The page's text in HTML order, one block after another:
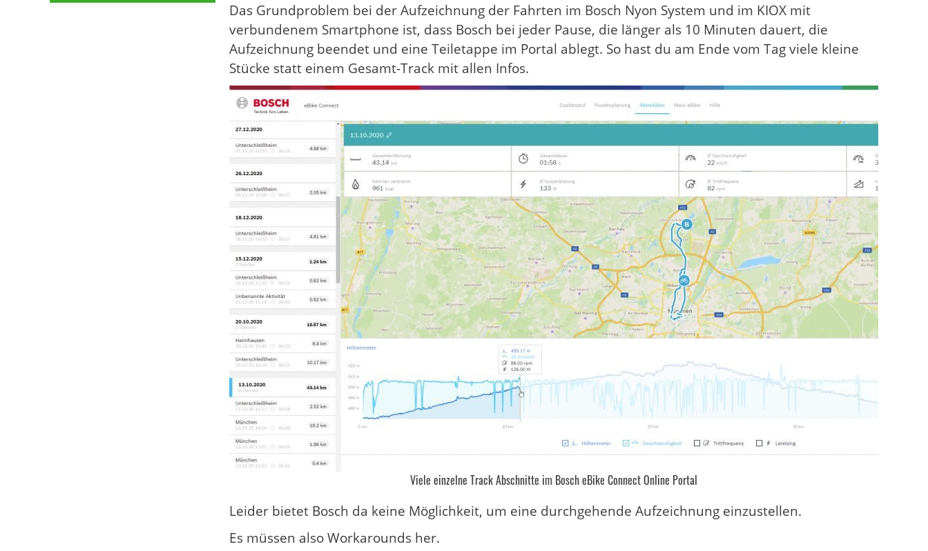
Das Grundproblem bei der Aufzeichnung der Fahrten im Bosch Nyon System und im KIOX mit
verbundenem Smartphone ist, dass Bosch bei jeder Pause, die länger als 10 Minuten dauert, die
Aufzeichnung beendet und eine Teiletappe im Portal ablegt. So hast du am Ende vom Tag viele kleine
Stücke statt einem Gesamt-Track mit allen Infos.
Viele einzelne Track Abschnitte im Bosch eBike Connect Online Portal
Leider bietet Bosch da keine Möglichkeit, um eine durchgehende Aufzeichnung einzustellen.
Es müssen also Workarounds her.